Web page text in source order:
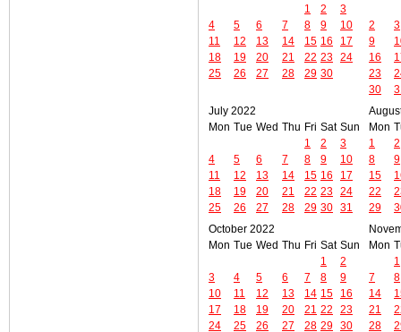
1
2
3
4
5 6 7 8 9
10
11
12 13 14 15 16
17
18
19 20 21 22 23 24
25
26 27 28 29 30
2
3
9
16
23
30
July 2022
Mon Tue Wed Thu Fri Sat Sun
1
2
3
4
5 6 7 8 9
10
11
12 13 14 15 16
17
18
19 20 21 22 23 24
25
26 27 28 29 30 31
Mon
1
2
8
9
15
22
29
October 2022
Mon Tue Wed Thu Fri Sat Sun
1
2
3
4 5 6 7 8
9
10
11 12 13 14 15
16
17
18 19 20 21 22
23
24
25 26 27 28 29 30
Mon
1
7
8
14
21
28